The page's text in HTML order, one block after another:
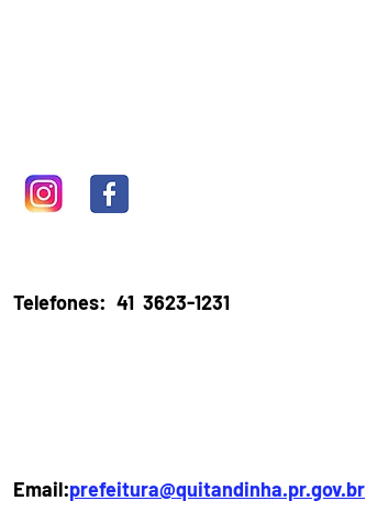
Telefones: 41 3623-1231
Email:prefeitura@quitandinha.pr.gov.br